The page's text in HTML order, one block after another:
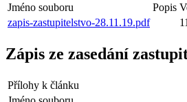
Jméno souboru
Popis
zapis-zastupitelstvo-28.11.19.pdf
Zápis ze zasedání
Přílohy k článku